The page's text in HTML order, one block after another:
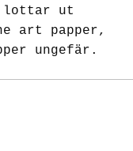
lottar ut
art papper,
ungefär.